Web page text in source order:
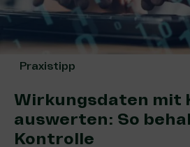
Praxistipp
Wirkungsdaten mit
auswerten: So
Kontrolle